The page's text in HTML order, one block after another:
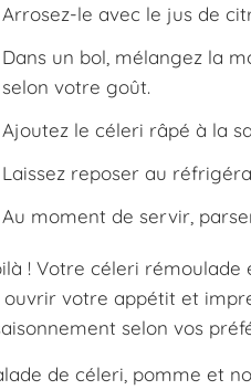
Arrosez-le avec le jus de
Dans un bol, mélangez la
selon votre goût.
Ajoutez le céleri râpé à la
Laissez reposer au
Au moment de servir,
! Votre céleri
votre appétit et
selon vos
de céleri, pomme et